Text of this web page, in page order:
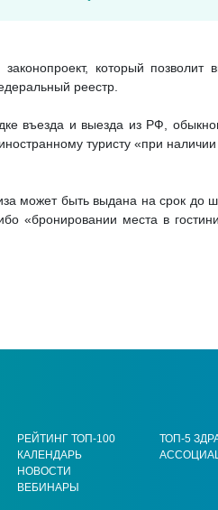
который
реестр.
въезда и выезда из РФ,
туристу «при
может быть выдана на срок
«бронировании места в
РЕЙТИНГ ТОП-100
КАЛЕНДАРЬ
НОВОСТИ
ВЕБИНАРЫ
ТОП-5